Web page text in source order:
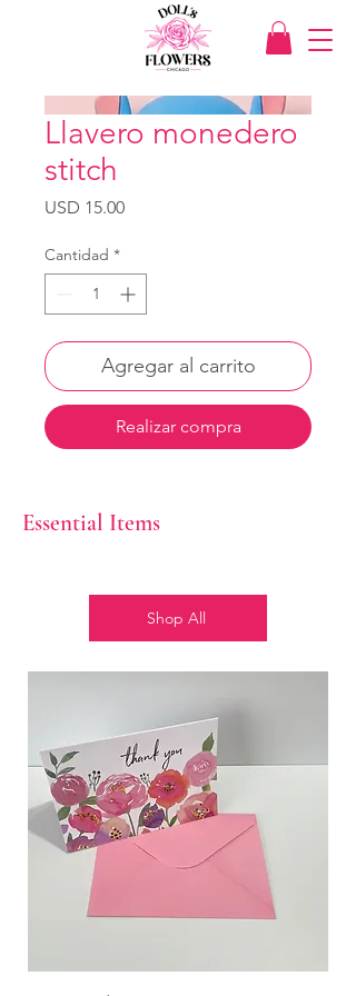
Llavero monedero
stitch
USD 15.00Precio
Cantidad *
Agregar al carrito
Realizar compra
Essential Items
Shop All